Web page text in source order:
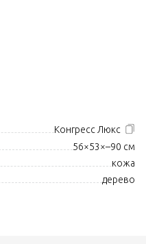
Конгресс Люкс
56×53×–90 см
кожа
дерево